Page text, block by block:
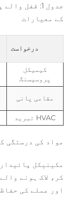
جدول 1: قفل
کے معیارات
درخواست
کیمیکل
پروسیسنگ
مقامی پانی
HVAC تبرید
مواد کی درستگی
مکینیکل
کر، لاک ہونے
اور عملے کی